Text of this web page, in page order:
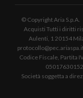
© Copyright Aria
Acquisti Tutti i diritti
Aulenti, 1 20154
Codice Fiscale, Partita
Società soggetta a